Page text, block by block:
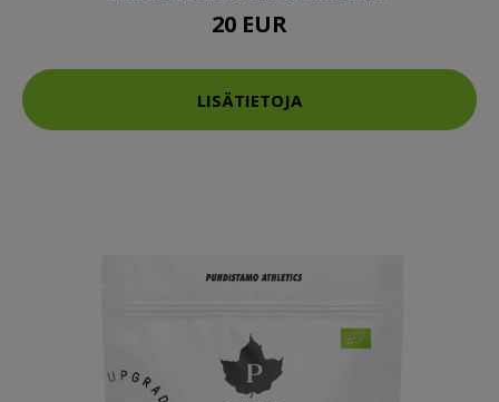
20 EUR
LISÄTIETOJA